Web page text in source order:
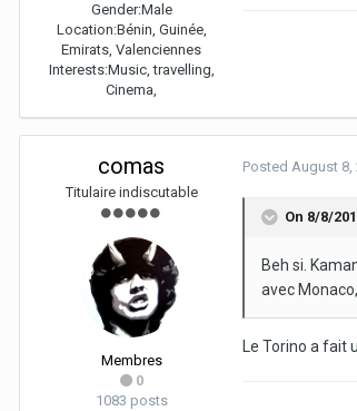
Gender:Male
Location:Bénin, Guinée,
Emirats, Valenciennes
Interests:Music, travelling,
Cinema,
comas
Titulaire indiscutable
Membres
0
1083 posts
Posted August 8,
On 8/8/
Beh si.
avec
Le Torino a